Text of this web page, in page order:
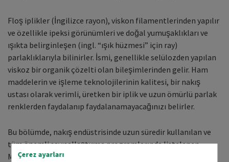
Çerez ayarları
Floş iplikler (İngilizce rayon), viskon filamentlerinden yapılır
ve özellikle ipeksi görünümleri ve doğal yumuşaklıkları ve
ışıkta belirginleşen (ingl. “ışık hüzmesi” için ray)
parlaklıklarıyla bilinirler. İsmi, genellikle selülozden yapılan
viskoz bir organik çözelti olan bileşimlerinden gelir. Ham
maddelerin ve işleme teknolojilerinin kalitesi, bir nakış
ustası olarak verimli, üretken bir iplik ve uzun ömürlü parlak
renklerden faydalanıp faydalanamayacağınızı belirler.
Bu bölümde, nakış endüstrisinde uzun süredir kullanılan ve
tüm önemli sayısallaştırma programlarında listelenen
Madeira’nın dünyaca ünlü floş ipliği olan Classic'i ne zaman